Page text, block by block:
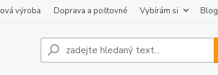
výroba Doprava a poštovné Vybírám si Blog